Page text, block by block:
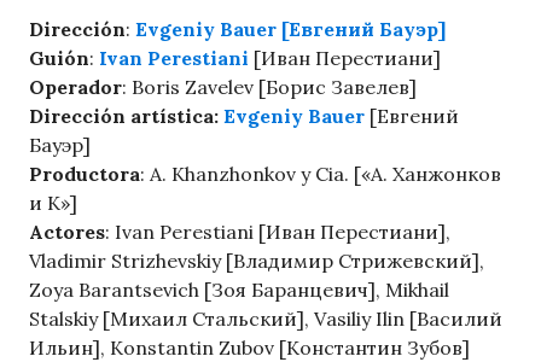
Dirección: Evgeniy Bauer [Евгений Бауэр]
Guión: Ivan Perestiani [Иван Перестиани]
Operador: Boris Zavelev [Борис Завелев]
Dirección artística: Evgeniy Bauer [Евгений
Бауэр]
Productora: A. Khanzhonkov y Cia. [«А. Ханжонков
и К»]
Actores: Ivan Perestiani [Иван Перестиани],
Vladimir Strizhevskiy [Владимир Стрижевский],
Zoya Barantsevich [Зоя Баранцевич], Mikhail
Stalskiy [Михаил Стальский], Vasiliy Ilin [Василий
Ильин], Konstantin Zubov [Константин Зубов]